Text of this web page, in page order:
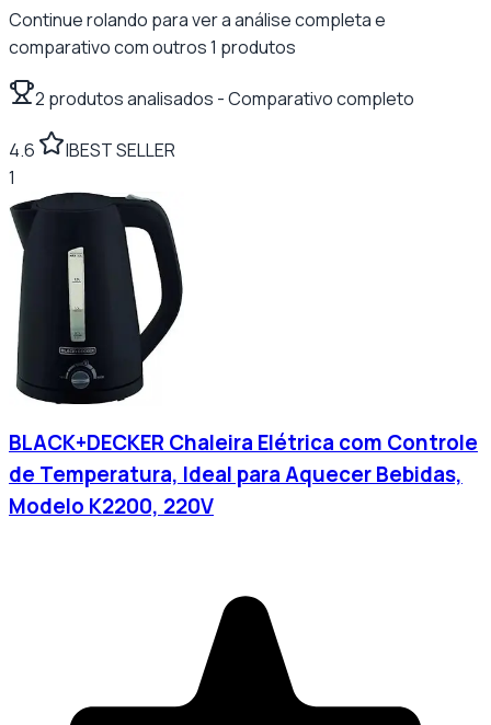
Continue rolando para ver a análise completa e
comparativo com outros1 produtos
2 produtos analisados - Comparativo completo
4.6 |BEST SELLER
1
BLACK+DECKER Chaleira Elétrica com Controle
de Temperatura, Ideal para Aquecer Bebidas,
Modelo K2200, 220V